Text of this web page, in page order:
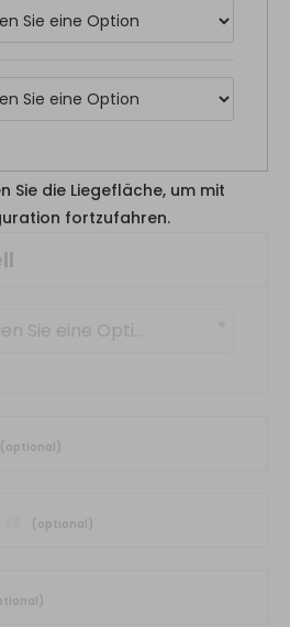
(optional)
(optional)
Sie die Liegefläche, um mit
fortzufahren.